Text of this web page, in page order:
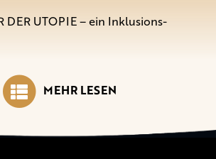
DER UTOPIE – ein Inklusions-
MEHR LESEN